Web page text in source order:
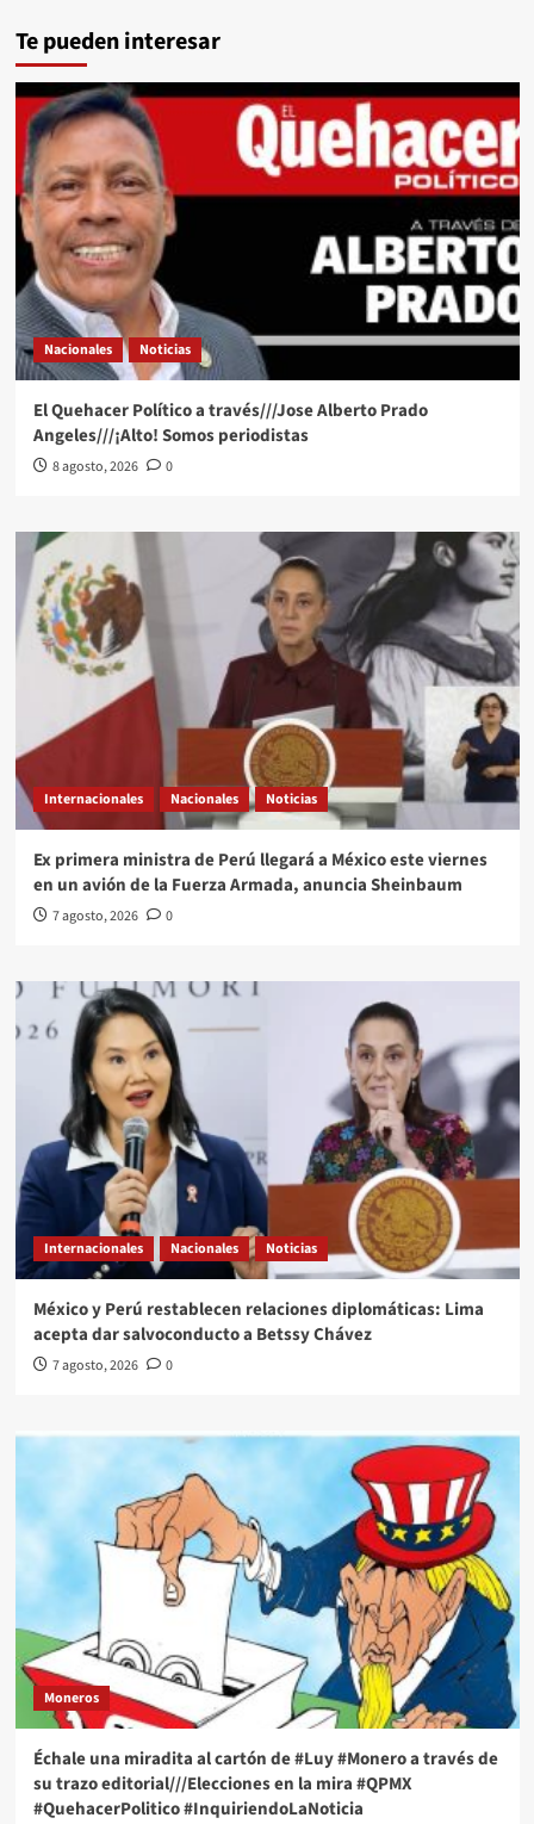
Te pueden interesar
Nacionales Noticias
El Quehacer Político a través///Jose Alberto Prado
Angeles///¡Alto! Somos periodistas
8 agosto, 2026 0
Internacionales Nacionales Noticias
Ex primera ministra de Perú llegará a México este viernes
en un avión de la Fuerza Armada, anuncia Sheinbaum
7 agosto, 2026 0
Internacionales Nacionales Noticias
México y Perú restablecen relaciones diplomáticas: Lima
acepta dar salvoconducto a Betssy Chávez
7 agosto, 2026 0
Moneros
Échale una miradita al cartón de #Luy #Monero a través de
su trazo editorial///Elecciones en la mira #QPMX
#QuehacerPolitico #InquiriendoLaNoticia